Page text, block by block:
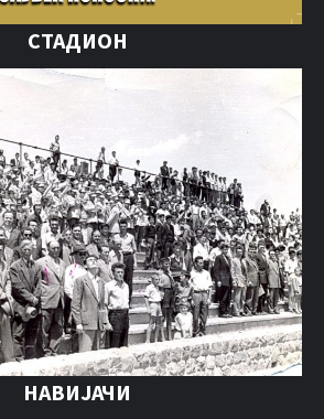
СТАДИОН
НАВИЈАЧИ